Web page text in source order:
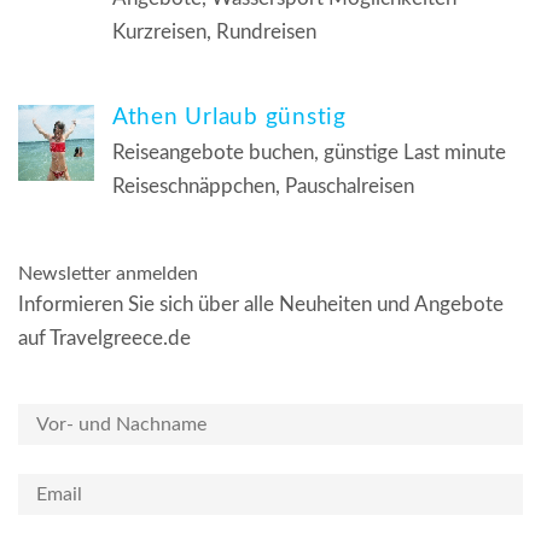
Kurzreisen, Rundreisen
Athen Urlaub günstig
Reiseangebote buchen, günstige Last minute
Reiseschnäppchen, Pauschalreisen
Newsletter anmelden
Informieren Sie sich über alle Neuheiten und Angebote
auf Travelgreece.de